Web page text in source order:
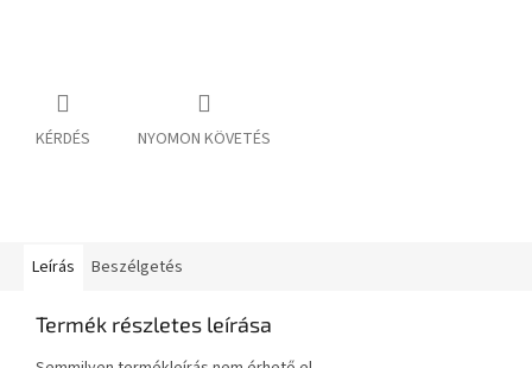
KÉRDÉS NYOMON KÖVETÉS
Leírás Beszélgetés
Termék részletes leírása